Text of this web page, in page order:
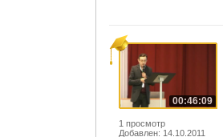
00:46:09
1 просмотр
Добавлен: 14.10.2011